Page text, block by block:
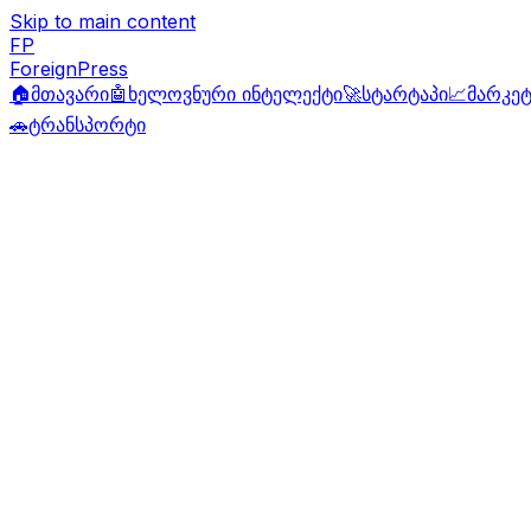
Skip to main content
FP
ForeignPress
🏠მთავარი🤖 ხელოვნური ინტელექტი🚀სტარტაპი📈
🚗ტრანსპორტი